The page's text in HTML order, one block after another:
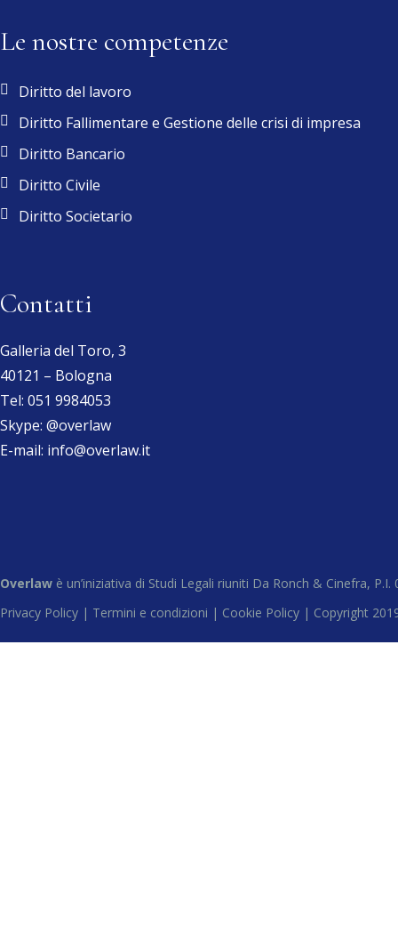
Le nostre competenze
Diritto del lavoro
Diritto Fallimentare e Gestione delle crisi di impresa
Diritto Bancario
Diritto Civile
Diritto Societario
Contatti
Galleria del Toro, 3
40121 – Bologna
Tel: 051 9984053
Skype: @overlaw
E-mail: info@overlaw.it
Overlaw è un’iniziativa di Studi Legali riuniti Da Ronch & Cinefra, P.I.
Privacy Policy | Termini e condizioni | Cookie Policy | Copyright